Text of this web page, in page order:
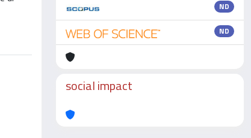
ND
ND
social impact